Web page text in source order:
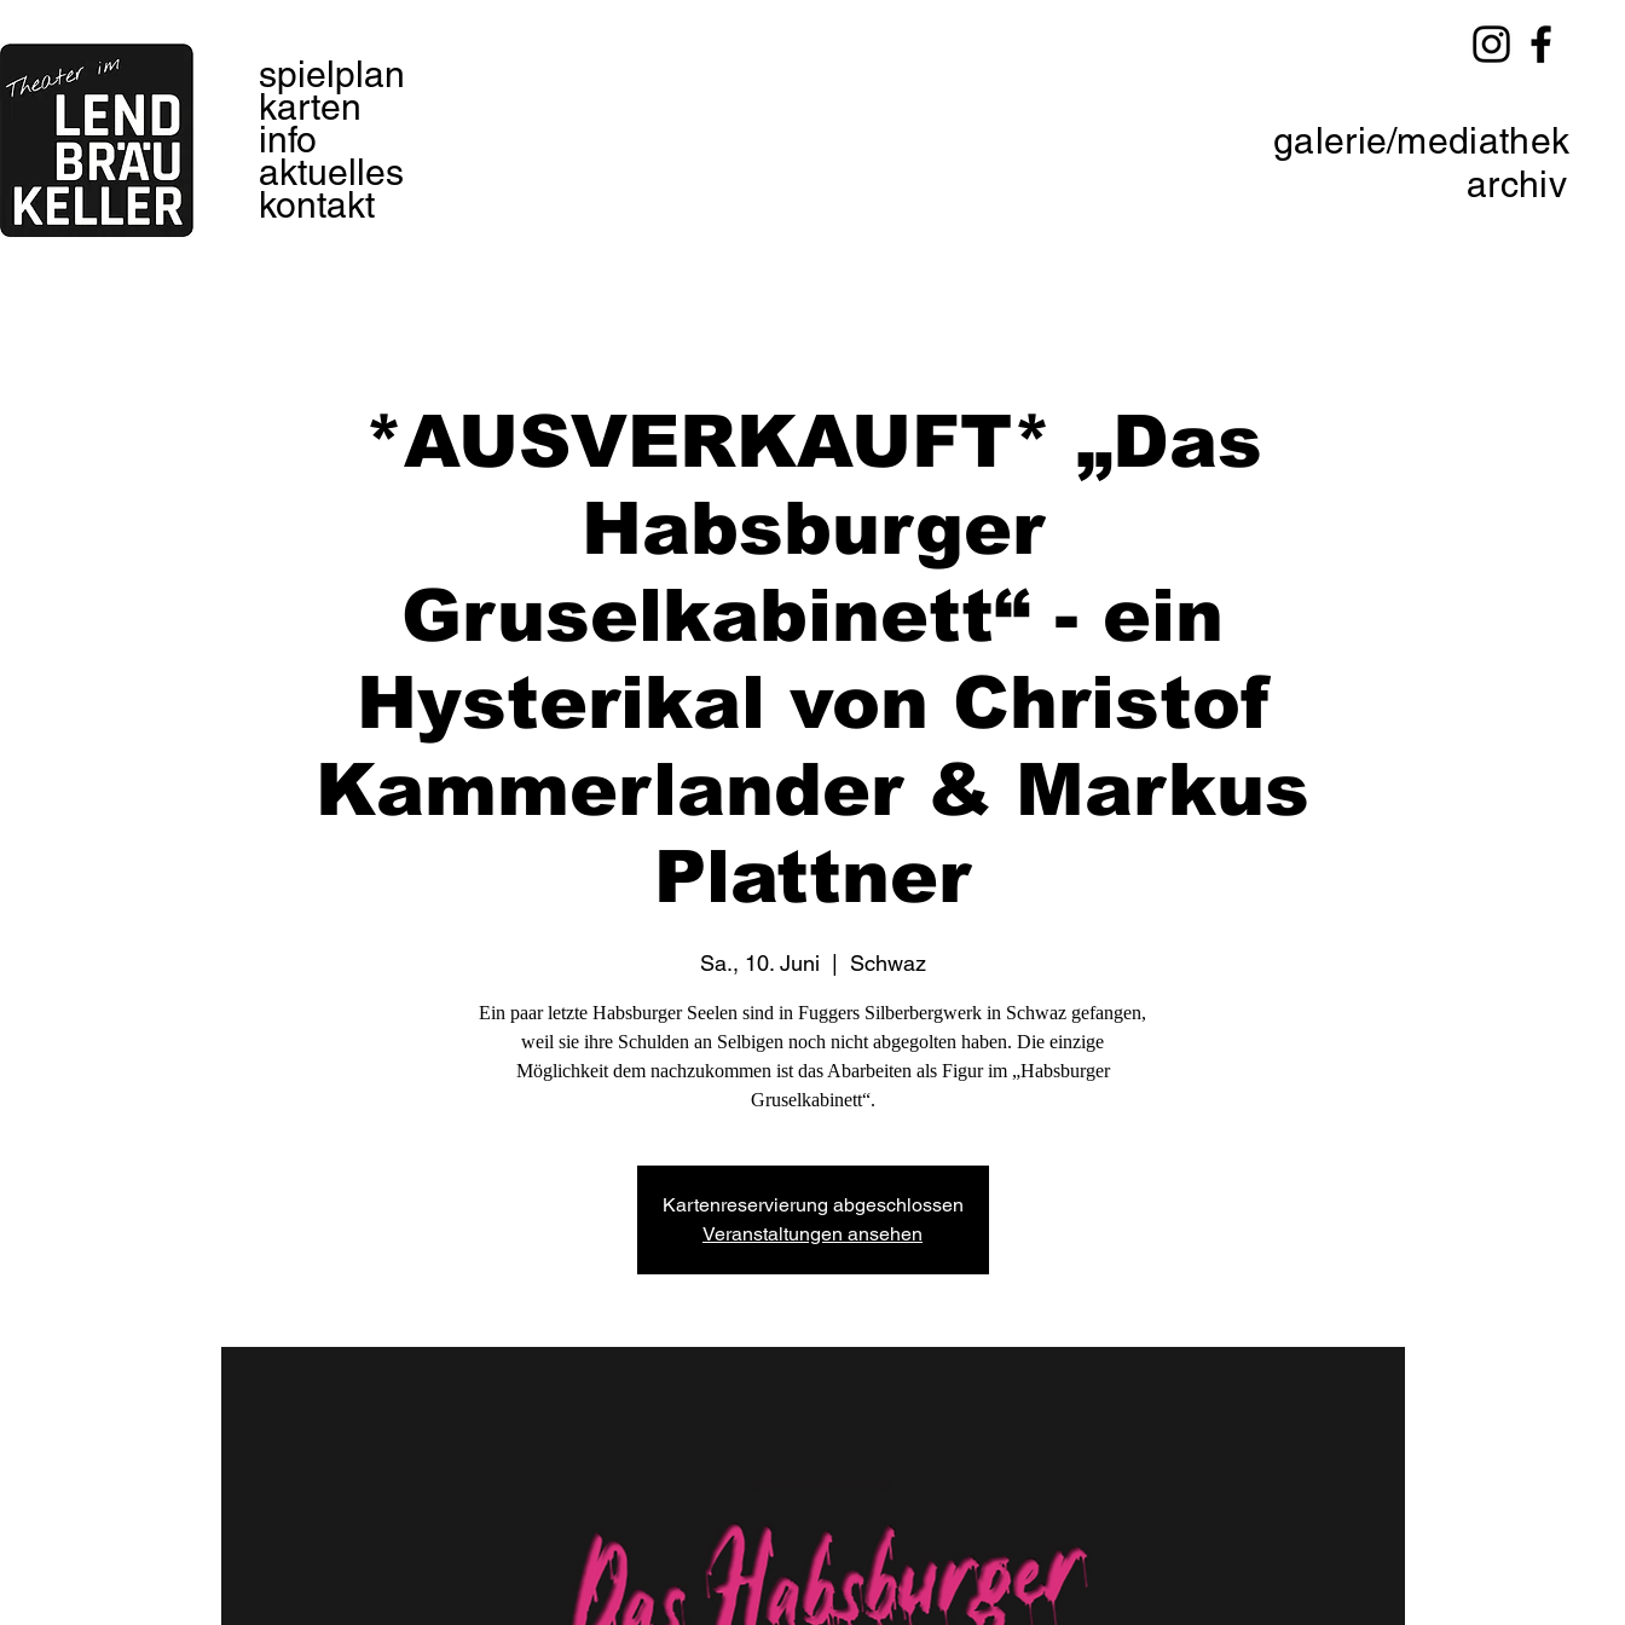
spielplan
karten
info
aktuelles
kontakt
galerie/mediathek
archiv
*AUSVERKAUFT* „Das
Habsburger
Gruselkabinett“ - ein
Hysterikal von Christof
Kammerlander & Markus
Plattner
Sa., 10. Juni Schwaz
Ein paar letzte Habsburger Seelen sind in Fuggers Silberbergwerk in Schwaz gefangen,
weil sie ihre Schulden an Selbigen noch nicht abgegolten haben. Die einzige
Möglichkeit dem nachzukommen ist das Abarbeiten als Figur im „Habsburger
Gruselkabinett“.
Kartenreservierung abgeschlossen
Veranstaltungen ansehen